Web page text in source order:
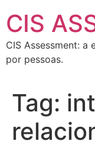
CIS
CIS Assessment: a
por pessoas.
Tag: